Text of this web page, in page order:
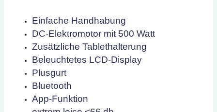
Einfache Handhabung
DC-Elektromotor mit 500 Watt
Zusätzliche Tablethalterung
Beleuchtetes LCD-Display
Plusgurt
Bluetooth
App-Funktion